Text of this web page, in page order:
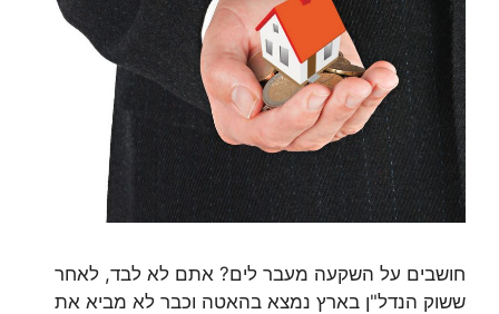
חושבים על השקעה מעבר לים? אתם לא לבד, לאחר
ששוק הנדל"ן בארץ נמצא בהאטה וכבר לא מביא את